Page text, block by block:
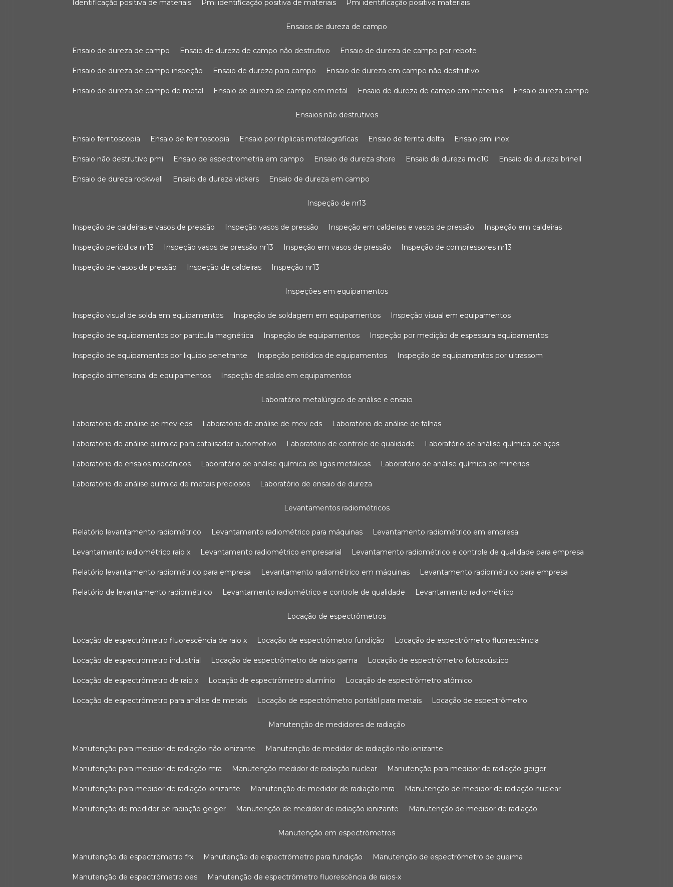
identificação positiva de materiais pmi identificação positiva de materiais pmi identificação positiva materiais
ensaios de dureza de campo
ensaio de dureza de campo ensaio de dureza de campo não destrutivo ensaio de dureza de campo por rebote
ensaio de dureza de campo inspeção ensaio de dureza para campo ensaio de dureza em campo não destrutivo
ensaio de dureza de campo de metal ensaio de dureza de campo em metal ensaio de dureza de campo em materiais ensaio dureza campo
ensaios não destrutivos
ensaio ferritoscopia ensaio de ferritoscopia ensaio por réplicas metalográficas ensaio de ferrita delta ensaio pmi inox
ensaio não destrutivo pmi ensaio de espectrometria em campo ensaio de dureza shore ensaio de dureza mic10 ensaio de dureza brinell
ensaio de dureza rockwell ensaio de dureza vickers ensaio de dureza em campo
inspeção de nr13
inspeção de caldeiras e vasos de pressão inspeção vasos de pressão inspeção em caldeiras e vasos de pressão inspeção em caldeiras
inspeção periódica nr13 inspeção vasos de pressão nr13 inspeção em vasos de pressão inspeção de compressores nr13
inspeção de vasos de pressão inspeção de caldeiras inspeção nr13
inspeções em equipamentos
inspeção visual de solda em equipamentos inspeção de soldagem em equipamentos inspeção visual em equipamentos
inspeção de equipamentos por partícula magnética inspeção de equipamentos inspeção por medição de espessura equipamentos
inspeção de equipamentos por liquido penetrante inspeção periódica de equipamentos inspeção de equipamentos por ultrassom
inspeção dimensonal de equipamentos inspeção de solda em equipamentos
laboratório metalúrgico de análise e ensaio
laboratório de análise de mev-eds laboratório de análise de mev eds laboratório de análise de falhas
laboratório de análise química para catalisador automotivo laboratório de controle de qualidade laboratório de análise química de aços
laboratório de ensaios mecânicos laboratório de análise química de ligas metálicas laboratório de análise química de minérios
laboratório de análise química de metais preciosos laboratório de ensaio de dureza
levantamentos radiométricos
relatório levantamento radiométrico levantamento radiométrico para máquinas levantamento radiométrico em empresa
levantamento radiométrico raio x levantamento radiométrico empresarial levantamento radiométrico e controle de qualidade para empresa
relatório levantamento radiométrico para empresa levantamento radiométrico em máquinas levantamento radiométrico para empresa
relatório de levantamento radiométrico levantamento radiométrico e controle de qualidade levantamento radiométrico
locação de espectrômetros
locação de espectrômetro fluorescência de raio x locação de espectrômetro fundição locação de espectrômetro fluorescência
locação de espectrometro industrial locação de espectrômetro de raios gama locação de espectrômetro fotoacústico
locação de espectrômetro de raio x locação de espectrômetro alumínio locação de espectrômetro atômico
locação de espectrômetro para análise de metais locação de espectrômetro portátil para metais locação de espectrômetro
manutenção de medidores de radiação
manutenção para medidor de radiação não ionizante manutenção de medidor de radiação não ionizante
manutenção para medidor de radiação mra manutenção medidor de radiação nuclear manutenção para medidor de radiação geiger
manutenção para medidor de radiação ionizante manutenção de medidor de radiação mra manutenção de medidor de radiação nuclear
manutenção de medidor de radiação geiger manutenção de medidor de radiação ionizante manutenção de medidor de radiação
manutenção em espectrômetros
manutenção de espectrômetro frx manutenção de espectrômetro para fundição manutenção de espectrômetro de queima
manutenção de espectrômetro oes manutenção de espectrômetro fluorescência de raios-x